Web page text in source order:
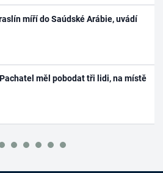
míří do Saúdské Arábie, uvádí
měl pobodat tři lidi, na místě